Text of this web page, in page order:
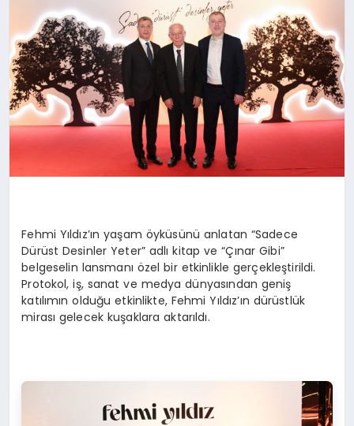
Fehmi Yıldız’ın yaşam öyküsünü anlatan “Sadece
Dürüst Desinler Yeter” adlı kitap ve “Çınar Gibi”
belgeselin lansmanı özel bir etkinlikle gerçekleştirildi.
Protokol, iş, sanat ve medya dünyasından geniş
katılımın olduğu etkinlikte, Fehmi Yıldız’ın dürüstlük
mirası gelecek kuşaklara aktarıldı.